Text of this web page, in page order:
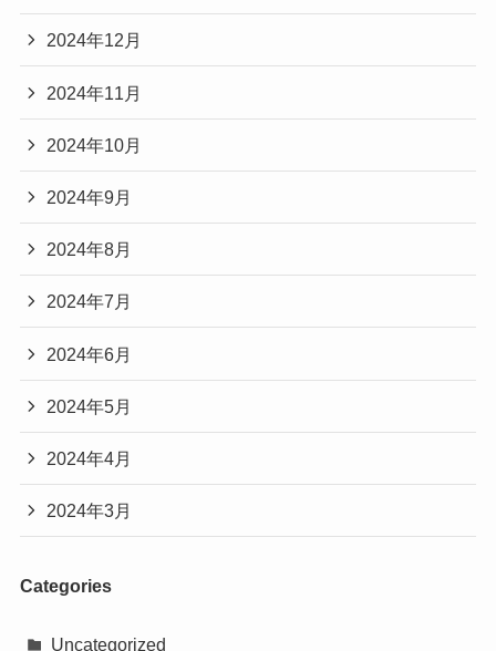
2024年12月
2024年11月
2024年10月
2024年9月
2024年8月
2024年7月
2024年6月
2024年5月
2024年4月
2024年3月
Categories
Uncategorized